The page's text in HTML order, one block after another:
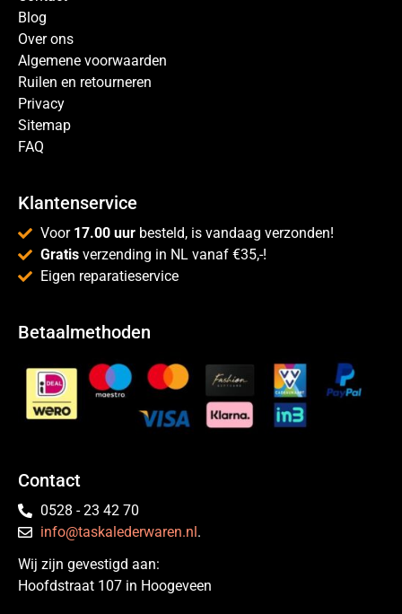
Blog
Over ons
Algemene voorwaarden
Ruilen en retourneren
Privacy
Sitemap
FAQ
Klantenservice
Voor 17.00 uur besteld, is vandaag verzonden!
Gratis verzending in NL vanaf €35,-!
Eigen reparatieservice
Betaalmethoden
Contact
0528 - 23 42 70
info@taskalederwaren.nl .
Wij zijn gevestigd aan:
Hoofdstraat 107 in Hoogeveen